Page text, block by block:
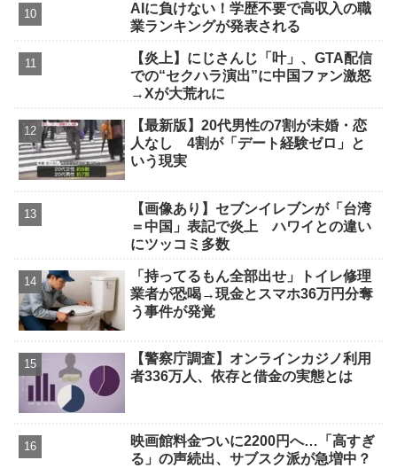
AIに負けない！学歴不要で高収入の職
業ランキングが発表される
【炎上】にじさんじ「叶」、GTA配信
での“セクハラ演出”に中国ファン激怒
→Xが大荒れに
【最新版】20代男性の7割が未婚・恋
人なし 4割が「デート経験ゼロ」と
いう現実
【画像あり】セブンイレブンが「台湾
＝中国」表記で炎上 ハワイとの違い
にツッコミ多数
「持ってるもん全部出せ」トイレ修理
業者が恐喝→現金とスマホ36万円分奪
う事件が発覚
【警察庁調査】オンラインカジノ利用
者336万人、依存と借金の実態とは
映画館料金ついに2200円へ…「高すぎ
る」の声続出、サブスク派が急増中？